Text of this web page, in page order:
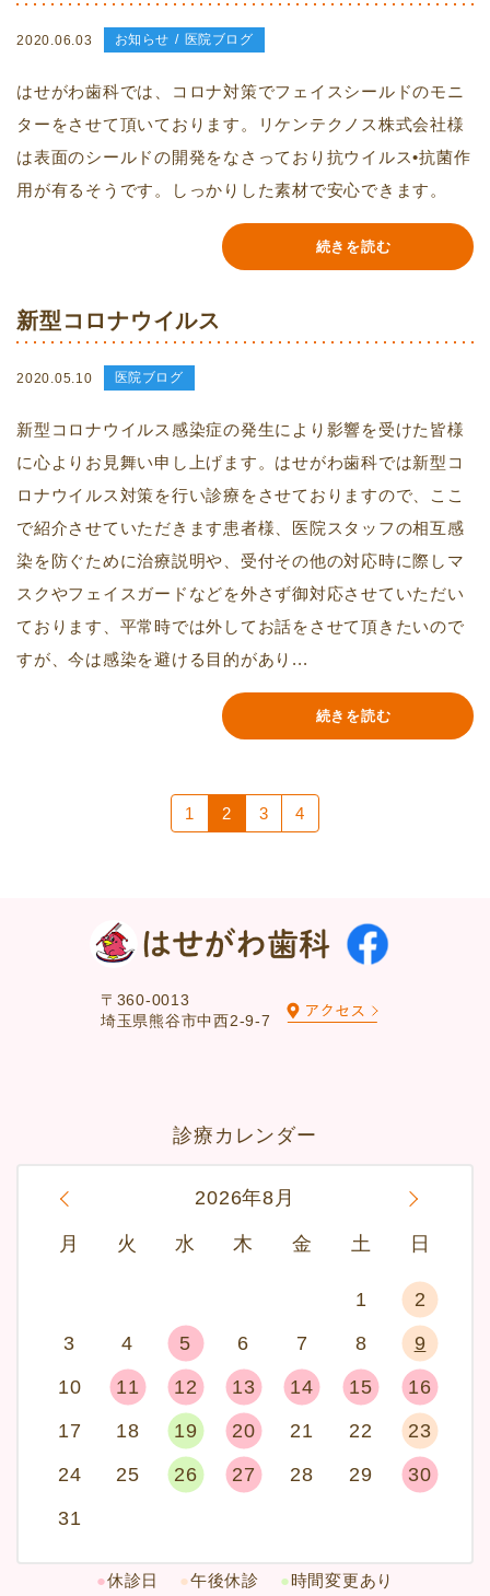
2020.06.03 お知らせ 医院ブログ
はせがわ歯科では、コロナ対策でフェイスシールドのモニ
ターをさせて頂いております。リケンテクノス株式会社様
は表面のシールドの開発をなさっており抗ウイルス•抗菌作
用が有るそうです。しっかりした素材で安心できます。
続きを読む
新型コロナウイルス
2020.05.10 医院ブログ
新型コロナウイルス感染症の発生により影響を受けた皆様
に心よりお見舞い申し上げます。はせがわ歯科では新型コ
ロナウイルス対策を行い診療をさせておりますので、ここ
で紹介させていただきます患者様、医院スタッフの相互感
染を防ぐために治療説明や、受付その他の対応時に際しマ
スクやフェイスガードなどを外さず御対応させていただい
ております、平常時では外してお話をさせて頂きたいので
すが、今は感染を避ける目的があり...
続きを読む
1 2 3 4
〒360-0013
埼玉県熊谷市中西2-9-7
診療カレンダー
2026年8月 »
月 火 水 木 金 土 日
1
2
3
4 5 6 7 8
9
10
11 12 13 14 15
16
17
18 19 20 21 22
23
24
25 26 27 28 29
30
31
●休診日 ●午後休診 ●時間変更あり